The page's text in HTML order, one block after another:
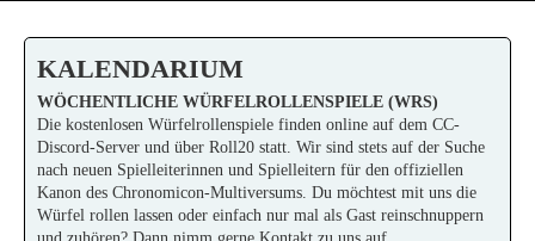
KALENDARIUM
WÖCHENTLICHE WÜRFELROLLENSPIELE (WRS)
Die kostenlosen Würfelrollenspiele finden online auf dem CC-
Discord-Server und über Roll20 statt. Wir sind stets auf der Suche
nach neuen Spielleiterinnen und Spielleitern für den offiziellen
Kanon des Chronomicon-Multiversums. Du möchtest mit uns die
Würfel rollen lassen oder einfach nur mal als Gast reinschnuppern